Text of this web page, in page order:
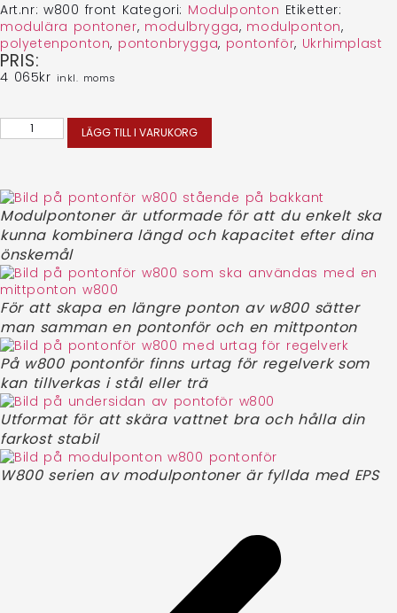
Art.nr:w800 front Kategori: Modulponton Etiketter:
modulära pontoner, modulbrygga, modulponton,
polyetenponton, pontonbrygga, pontonför, Ukrhimplast
PRIS:
4 065kr inkl. moms
LÄGG TILL I VARUKORG
Modulpontoner är utformade för att du enkelt ska
kunna kombinera längd och kapacitet efter dina
önskemål
För att skapa en längre ponton av w800 sätter
man samman en pontonför och en mittponton
På w800 pontonför finns urtag för regelverk som
kan tillverkas i stål eller trä
Utformat för att skära vattnet bra och hålla din
farkost stabil
W800 serien av modulpontoner är fyllda med EPS